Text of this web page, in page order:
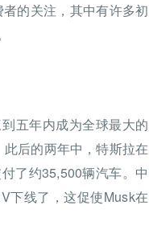
的关注，其中有许多初
五年内成为全球最大的
后的两年中，特斯拉在
了约35,500辆汽车。中
下线了，这促使Musk在